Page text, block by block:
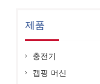
제품
충전기
캡핑 머신